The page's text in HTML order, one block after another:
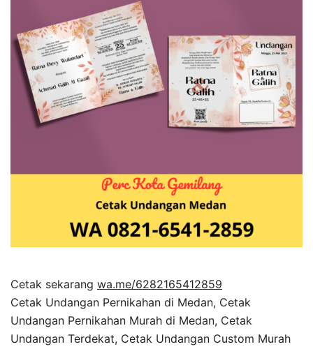
Cetak sekarang wa.me/6282165412859
Cetak Undangan Pernikahan di Medan, Cetak
Undangan Pernikahan Murah di Medan, Cetak
Undangan Terdekat, Cetak Undangan Custom Murah